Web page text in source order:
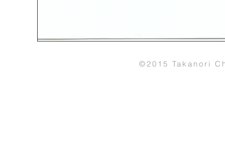
©2015 Takanori